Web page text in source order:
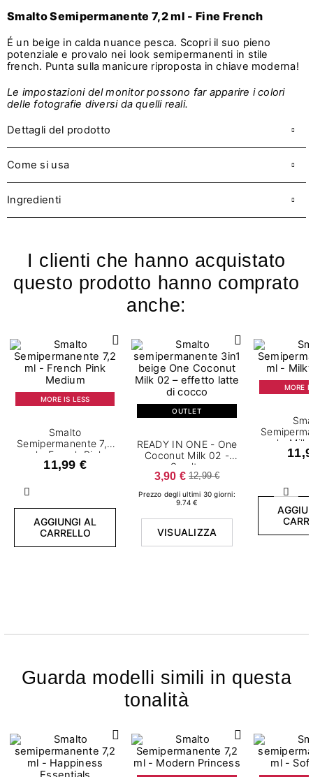
Smalto Semipermanente 7,2 ml - Fine French
É un beige in calda nuance pesca. Scopri il suo pieno
potenziale e provalo nei look semipermanenti in stile
french. Punta sulla manicure riproposta in chiave moderna!
Le impostazioni del monitor possono far apparire i colori
delle fotografie diversi da quelli reali.
Dettagli del prodotto
Come si usa
Ingredienti
I clienti che hanno acquistato
questo prodotto hanno comprato
anche:
Precedente
MORE IS LESS
Smalto
Semipermanente 7,2
ml - French Pink
Medium
11,99 €
AGGIUNGI AL
CARRELLO
OUTLET
READY IN ONE - One
Coconut Milk 02 -
Smalto
semipermanente 7,2
ml
3,90 € 12,99 €
Prezzo degli ultimi 30 giorni:
9.74 €
VISUALIZZA
MORE
ml -
Guarda modelli simili in questa
tonalità